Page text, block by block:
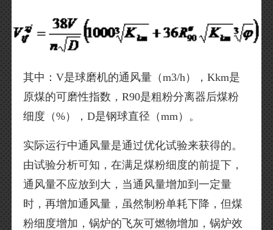
其中：V是球磨机的通风量（m3/h），Kkm是
原煤的可磨性指数，R90是粗粉分离器后煤粉
细度（%），D是钢球直径（mm）。
实际运行中通风量是通过优化试验来获得的。
由试验分析可知，在满足煤粉细度的前提下，
通风量不应放到大，当通风量增加到一定量
时，再增加通风量，虽然制粉单耗下降，但煤
粉细度增加，锅炉的飞灰可燃物增加，锅炉效